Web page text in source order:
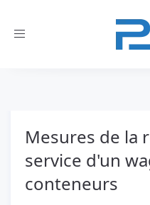
Toggle
Mesures de la
service d'un
conteneurs